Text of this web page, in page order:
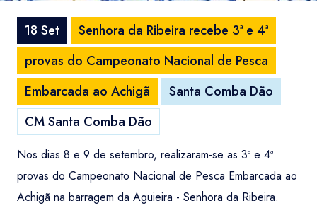
18 Set
Senhora da Ribeira recebe 3ª e 4ª
provas do Campeonato Nacional de Pesca
Embarcada ao Achigã
Santa Comba Dão
CM Santa Comba Dão
Nos dias 8 e 9 de setembro, realizaram-se as 3ª e 4ª
provas do Campeonato Nacional de Pesca Embarcada ao
Achigã na barragem da Aguieira - Senhora da Ribeira.